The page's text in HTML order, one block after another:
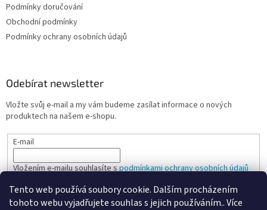
Tento web používá soubory cookie. Dalším procházením
tohoto webu vyjadřujete souhlas s jejich používáním.. Více
Podmínky doručování
Obchodní podmínky
Podmínky ochrany osobních údajů
Odebírat newsletter
Vložte svůj e-mail a my vám budeme zasílat informace o nových
produktech na našem e-shopu.
E-mail
Vložením e-mailu souhlasíte spodmínkami ochrany osobních údajů
PŘIHLÁSIT SE